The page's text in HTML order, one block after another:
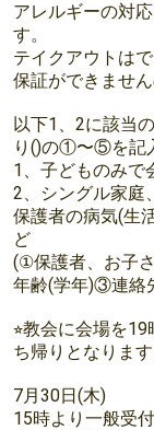
アレルギーの対
す。
テイクアウトは
保証ができませ
以下1、2に該当
り()の①〜⑤を記
1、子どものみで
2、シングル家庭
保護者の病気(生
ど
(①保護者、お子
年齢(学年)③連絡
⭐︎教会に会場を
ち帰りとなりま
7月30日(木)
15時より一般受付